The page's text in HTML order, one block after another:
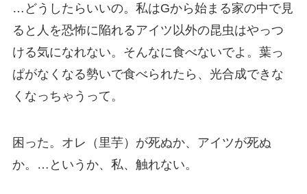
…どうしたらいいの。私はGから始まる家の中で見
ると人を恐怖に陥れるアイツ以外の昆虫はやっつ
ける気になれない。そんなに食べないでよ。葉っ
ぱがなくなる勢いで食べられたら、光合成できな
くなっちゃうって。
困った。オレ（里芋）が死ぬか、アイツが死ぬ
か。…というか、私、触れない。